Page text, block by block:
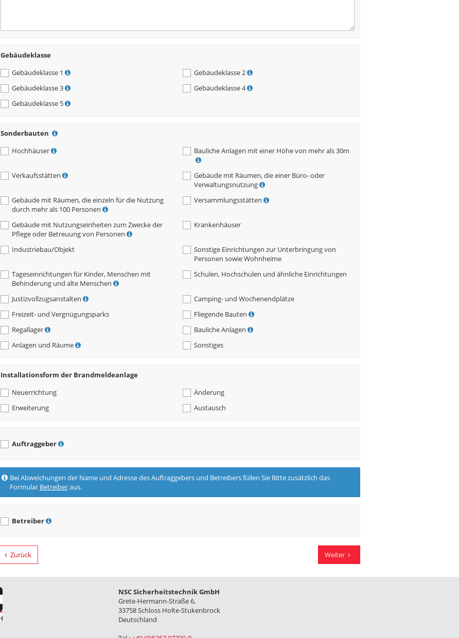
Gebäudeklasse
Gebäudeklasse 1
Gebäudeklasse 2
Gebäudeklasse 3
Gebäudeklasse 4
Gebäudeklasse 5
Sonderbauten
Hochhäuser
Bauliche Anlagen mit einer Höhe von mehr als 30m
Verkaufsstätten
Gebäude mit Räumen, die einer Büro- oder
Verwaltungsnutzung
Gebäude mit Räumen, die einzeln für die Nutzung
durch mehr als 100 Personen
Versammlungsstätten
Gebäude mit Nutzungseinheiten zum Zwecke der
Pflege oder Betreuung von Personen
Krankenhäuser
Industriebau/Objekt
Sonstige Einrichtungen zur Unterbringung von
Personen sowie Wohnheime
Tageseinrichtungen für Kinder, Menschen mit
Behinderung und alte Menschen
Schulen, Hochschulen und ähnliche Einrichtungen
Justizvollzugsanstalten
Camping- und Wochenendplätze
Freizeit- und Vergnügungsparks
Fliegende Bauten
Regallager
Bauliche Anlagen
Anlagen und Räume
Sonstiges
Installationsform der Brandmeldeanlage
Neuerrichtung
Änderung
Erweiterung
Austausch
Auftraggeber
Bei Abweichungen der Name und Adresse des Auftraggebers und Betreibers füllen Sie Bitte zusätzlich das
Formular Betreiberaus.
Betreiber
Zurück Weiter
NSC Sicherheitstechnik GmbH
Grete-Hermann-Straße 6,
33758 Schloss Holte-Stukenbrock
Deutschland